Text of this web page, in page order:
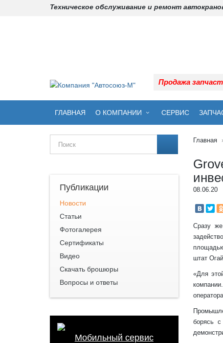
Техническое обслуживание и ремонт
Продажа
ГЛАВНАЯ О КОМПАНИИ СЕРВИС
Публикации
Новости
Статьи
Фотогалерея
Сертификаты
Видео
Скачать брошюры
Вопросы и ответы
Мобильный сервис
Главная
08.06.20
Сразу
штат
«Для
борясь